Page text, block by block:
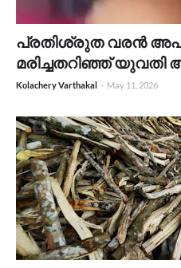
പ്രതിശ്രുത വരൻ
മരിച്ചതറിഞ്ഞ്
Kolachery Varthakal - May 11, 2026